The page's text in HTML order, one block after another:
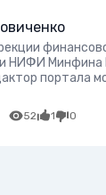
НИФИ Минфина
портала
52 1 0